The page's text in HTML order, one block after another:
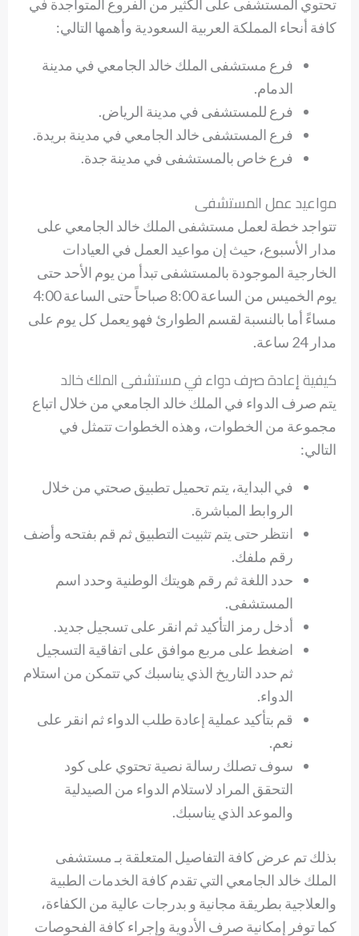
تحتوي المستشفى على الكثير من الفروع المتواجدة في
كافة أنحاء المملكة العربية السعودية وأهمها التالي:
فرع مستشفى الملك خالد الجامعي في مدينة
الدمام.
فرع للمستشفى في مدينة الرياض.
فرع المستشفى خالد الجامعي في مدينة بريدة.
فرع خاص بالمستشفى في مدينة جدة.
مواعيد عمل المستشفى
تتواجد خطة لعمل مستشفى الملك خالد الجامعي على
مدار الأسبوع، حيث إن مواعيد العمل في العيادات
الخارجية الموجودة بالمستشفى تبدأ من يوم الأحد حتى
يوم الخميس من الساعة 8:00 صباحاً حتى الساعة 4:00
مساءً أما بالنسبة لقسم الطوارئ فهو يعمل كل يوم على
مدار 24 ساعة.
كيفية إعادة صرف دواء في مستشفى الملك خالد
يتم صرف الدواء في الملك خالد الجامعي من خلال اتباع
مجموعة من الخطوات، وهذه الخطوات تتمثل في
التالي:
في البداية، يتم تحميل تطبيق صحتي من خلال
الروابط المباشرة.
انتظر حتى يتم تثبيت التطبيق ثم قم بفتحه وأضف
رقم ملفك.
حدد اللغة ثم رقم هويتك الوطنية وحدد اسم
المستشفى.
أدخل رمز التأكيد ثم انقر على تسجيل جديد.
اضغط على مربع موافق على اتفاقية التسجيل
ثم حدد التاريخ الذي يناسبك كي تتمكن من استلام
الدواء.
قم بتأكيد عملية إعادة طلب الدواء ثم انقر على
نعم.
سوف تصلك رسالة نصية تحتوي على كود
التحقق المراد لاستلام الدواء من الصيدلية
والموعد الذي يناسبك.
بذلك تم عرض كافة التفاصيل المتعلقة بـ مستشفى
الملك خالد الجامعي التي تقدم كافة الخدمات الطبية
والعلاجية بطريقة مجانية و بدرجات عالية من الكفاءة،
كما توفر إمكانية صرف الأدوية وإجراء كافة الفحوصات